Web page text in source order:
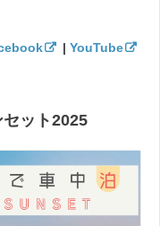
| YouTube
セット2025